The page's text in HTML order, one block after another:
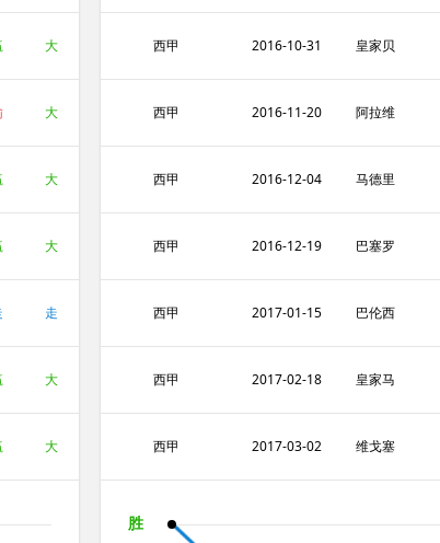
大
大
大
大
走
大
大
纳
西甲 2016-10-31 皇家贝
蒂斯
西甲 2016-11-20 阿拉维
斯
西甲 2016-12-04 马德里
竞技
西甲 2016-12-19 巴塞罗
那
西甲 2017-01-15 巴伦西
亚
西甲 2017-02-18 皇家马
德里
西甲 2017-03-02 维戈塞
胜